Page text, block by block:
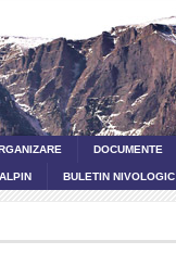
DOCUMENTE
BULETIN